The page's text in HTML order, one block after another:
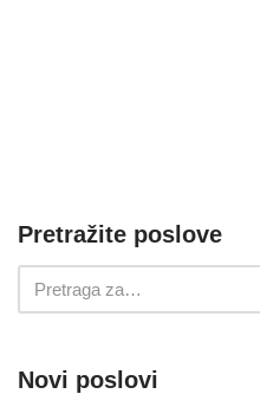
Pretražite poslove
Novi poslovi